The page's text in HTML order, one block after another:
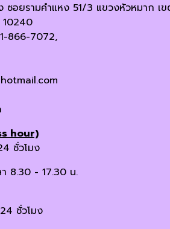
ซอยรามคำแหง 51/3 แขวงหัวหมาก เ
10240
866-7072,
hour)
ชั่วโมง
า 8.30 - 17.30 น.
ชั่วโมง